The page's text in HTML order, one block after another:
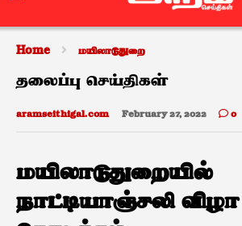
Home மயிலாடுதுறை
தலைப்பு செய்திகள்
aramseithigal.com February 27, 2022 0
மயிலாடுதுறையில்
நாட்டியாஞ்சலி விழா